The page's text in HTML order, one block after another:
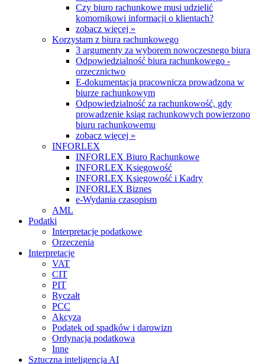
Czy biuro rachunkowe musi udzielić
komornikowi informacji o klientach?
zobacz więcej »
Korzystam z biura rachunkowego
3 argumenty za wyborem nowoczesnego biura
Odpowiedzialność biura rachunkowego -
orzecznictwo
E-dokumentacja pracownicza prowadzona w
biurze rachunkowym
Odpowiedzialność za rachunkowość, gdy
prowadzenie ksiąg rachunkowych powierzono
biuru rachunkowemu
zobacz więcej »
INFORLEX
INFORLEX Biuro Rachunkowe
INFORLEX Księgowość
INFORLEX Księgowość i Kadry
INFORLEX Biznes
e-Wydania czasopism
AML
Podatki
Interpretacje podatkowe
Orzeczenia
Interpretacje
VAT
CIT
PIT
Ryczałt
PCC
Akcyza
Podatek od spadków i darowizn
Ordynacja podatkowa
Inne
Sztuczna inteligencja AI